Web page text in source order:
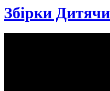
Збірки